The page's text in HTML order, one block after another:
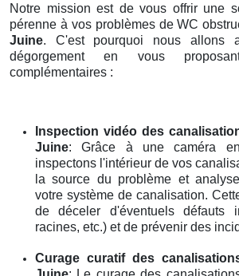
Notre mission est de vous offrir une
pérenne à vos problèmes de WC
Juine. C'est pourquoi nous allons
dégorgement en vous
complémentaires :
Inspection vidéo des
Juine: Grâce à une caméra
inspectons l'intérieur de vos
la source du problème et
votre système de canalisation.
de déceler d'éventuels défauts
racines, etc.) et de prévenir des
Curage curatif des